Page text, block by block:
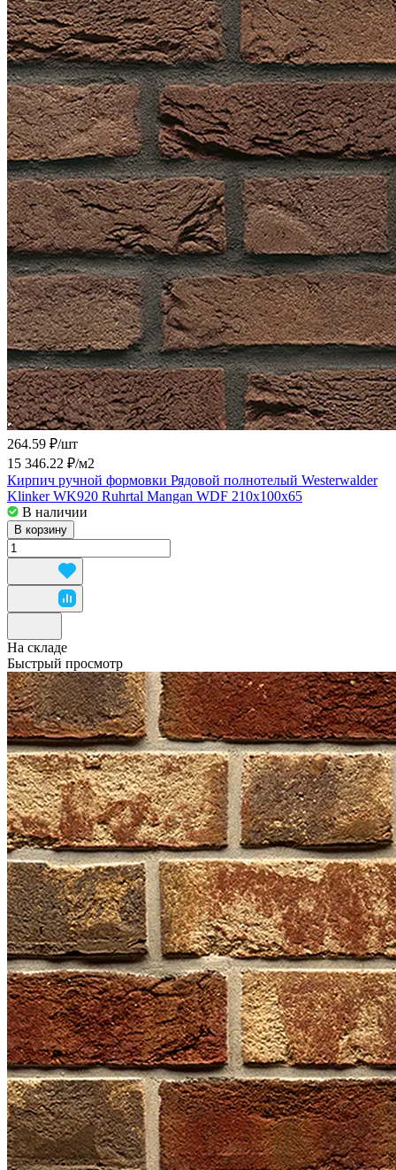
264.59 ₽/шт
15 346.22 ₽/м2
Кирпич ручной формовки Рядовой полнотелый Westerwalder
Klinker WK920 Ruhrtal Mangan WDF 210x100x65
В наличии
В корзину
На складе
Быстрый просмотр